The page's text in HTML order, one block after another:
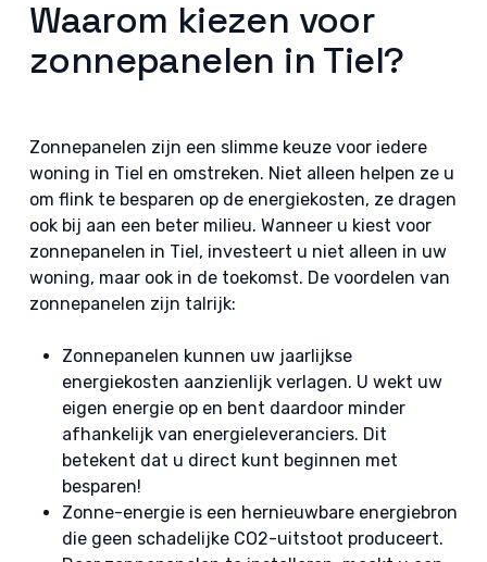
Waarom kiezen voor
zonnepanelen in Tiel?
Zonnepanelen zijn een slimme keuze voor iedere
woning in Tiel en omstreken. Niet alleen helpen ze u
om flink te besparen op de energiekosten, ze dragen
ook bij aan een beter milieu. Wanneer u kiest voor
zonnepanelen in Tiel, investeert u niet alleen in uw
woning, maar ook in de toekomst. De voordelen van
zonnepanelen zijn talrijk:
Zonnepanelen kunnen uw jaarlijkse
energiekosten aanzienlijk verlagen. U wekt uw
eigen energie op en bent daardoor minder
afhankelijk van energieleveranciers. Dit
betekent dat u direct kunt beginnen met
besparen!
Zonne-energie is een hernieuwbare energiebron
die geen schadelijke CO2-uitstoot produceert.